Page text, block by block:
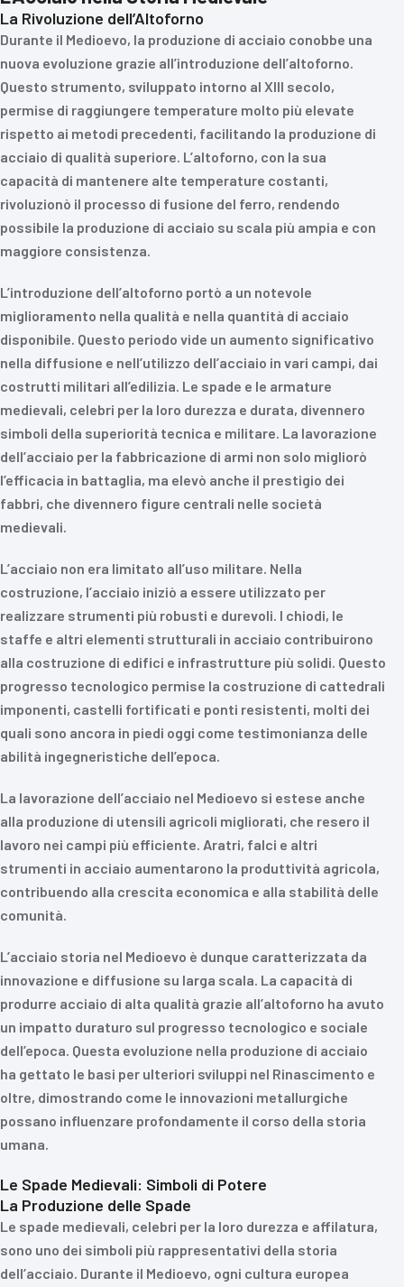
La Rivoluzione dell’Altoforno
Durante il Medioevo, la produzione di acciaio conobbe una
nuova evoluzione grazie all’introduzione dell’altoforno.
Questo strumento, sviluppato intorno al XIII secolo,
permise di raggiungere temperature molto più elevate
rispetto ai metodi precedenti, facilitando la produzione di
acciaio di qualità superiore. L’altoforno, con la sua
capacità di mantenere alte temperature costanti,
rivoluzionò il processo di fusione del ferro, rendendo
possibile la produzione di acciaio su scala più ampia e con
maggiore consistenza.
L’introduzione dell’altoforno portò a un notevole
miglioramento nella qualità e nella quantità di acciaio
disponibile. Questo periodo vide un aumento significativo
nella diffusione e nell’utilizzo dell’acciaio in vari campi, dai
costrutti militari all’edilizia. Le spade e le armature
medievali, celebri per la loro durezza e durata, divennero
simboli della superiorità tecnica e militare. La lavorazione
dell’acciaio per la fabbricazione di armi non solo migliorò
l’efficacia in battaglia, ma elevò anche il prestigio dei
fabbri, che divennero figure centrali nelle società
medievali.
L’acciaio non era limitato all’uso militare. Nella
costruzione, l’acciaio iniziò a essere utilizzato per
realizzare strumenti più robusti e durevoli. I chiodi, le
staffe e altri elementi strutturali in acciaio contribuirono
alla costruzione di edifici e infrastrutture più solidi. Questo
progresso tecnologico permise la costruzione di cattedrali
imponenti, castelli fortificati e ponti resistenti, molti dei
quali sono ancora in piedi oggi come testimonianza delle
abilità ingegneristiche dell’epoca.
La lavorazione dell’acciaio nel Medioevo si estese anche
alla produzione di utensili agricoli migliorati, che resero il
lavoro nei campi più efficiente. Aratri, falci e altri
strumenti in acciaio aumentarono la produttività agricola,
contribuendo alla crescita economica e alla stabilità delle
comunità.
L’acciaio storia nel Medioevo è dunque caratterizzata da
innovazione e diffusione su larga scala. La capacità di
produrre acciaio di alta qualità grazie all’altoforno ha avuto
un impatto duraturo sul progresso tecnologico e sociale
dell’epoca. Questa evoluzione nella produzione di acciaio
ha gettato le basi per ulteriori sviluppi nel Rinascimento e
oltre, dimostrando come le innovazioni metallurgiche
possano influenzare profondamente il corso della storia
umana.
Le Spade Medievali: Simboli di Potere
La Produzione delle Spade
Le spade medievali, celebri per la loro durezza e affilatura,
sono uno dei simboli più rappresentativi della storia
dell’acciaio. Durante il Medioevo, ogni cultura europea